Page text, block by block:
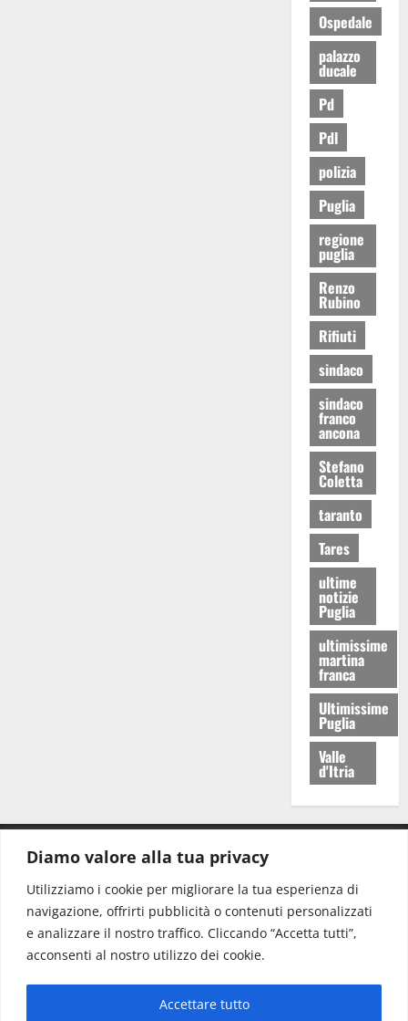
Diamo valore alla tua privacy
Utilizziamo i cookie per migliorare la tua esperienza di
navigazione, offrirti pubblicità o contenuti personalizzati
e analizzare il nostro traffico. Cliccando “Accetta tutti”,
acconsenti al nostro utilizzo dei cookie.
Accettare tutto
Ospedale
palazzo
ducale
Pd
Pdl
polizia
Puglia
regione
puglia
Renzo
Rubino
Rifiuti
sindaco
sindaco
franco
ancona
Stefano
Coletta
taranto
Tares
ultime
notizie
Puglia
ultimissime
martina
franca
Ultimissime
Puglia
Valle
d'Itria
Redazione: redazione@www.martinasera.it
Direttore:direttore@www.martinasera.it
Info & Commerciale:info@www.martinasera.it